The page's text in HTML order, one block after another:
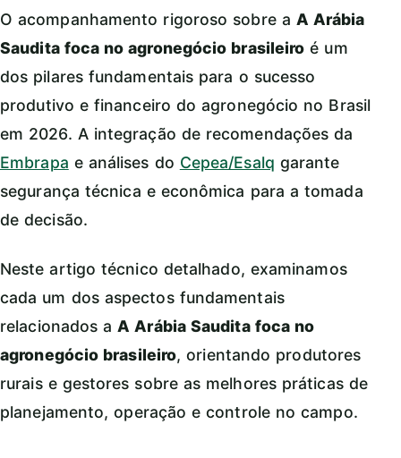
O acompanhamento rigoroso sobre a A Arábia
Saudita foca no agronegócio brasileiro é um
dos pilares fundamentais para o sucesso
produtivo e financeiro do agronegócio no Brasil
em 2026. A integração de recomendações da
Embrapa e análises do Cepea/Esalq garante
segurança técnica e econômica para a tomada
de decisão.
Neste artigo técnico detalhado, examinamos
cada um dos aspectos fundamentais
relacionados a A Arábia Saudita foca no
agronegócio brasileiro, orientando produtores
rurais e gestores sobre as melhores práticas de
planejamento, operação e controle no campo.